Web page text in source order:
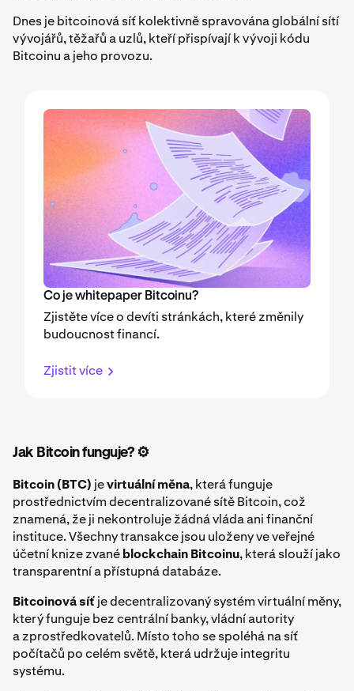
Dnes je bitcoinová síť kolektivně spravována globální sítí
vývojářů, těžařů a uzlů, kteří přispívají k vývoji kódu
Bitcoinu a jeho provozu.
Co je whitepaper Bitcoinu?
Zjistěte více o devíti stránkách, které změnily
budoucnost financí.
Zjistit více
Jak Bitcoin funguje? ⚙️
Bitcoin (BTC) jevirtuální měna, která funguje
prostřednictvím decentralizované sítě Bitcoin, což
znamená, že ji nekontroluje žádná vláda ani finanční
instituce. Všechny transakce jsou uloženy ve veřejné
účetní knize zvanéblockchain Bitcoinu, která slouží jako
transparentní a přístupná databáze.
Bitcoinová síťje decentralizovaný systém virtuální měny,
který funguje bez centrální banky, vládní autority
a zprostředkovatelů. Místo toho se spoléhá na síť
počítačů po celém světě, která udržuje integritu
systému.